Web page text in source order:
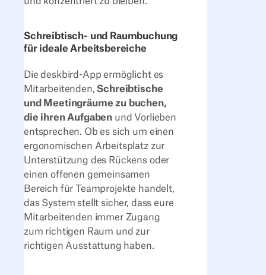
Schreibtisch- und Raumbuchung
für ideale Arbeitsbereiche
Die deskbird-App ermöglicht es
Mitarbeitenden, Schreibtische
und Meetingräume zu buchen,
die ihren Aufgaben und Vorlieben
entsprechen. Ob es sich um einen
ergonomischen Arbeitsplatz zur
Unterstützung des Rückens oder
einen offenen gemeinsamen
Bereich für Teamprojekte handelt,
das System stellt sicher, dass eure
Mitarbeitenden immer Zugang
zum richtigen Raum und zur
richtigen Ausstattung haben.